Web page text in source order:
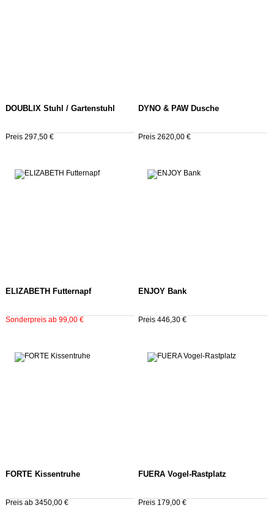
DOUBLIX Stuhl / Gartenstuhl
Preis 297,50 €
DYNO & PAW Dusche
Preis 2620,00 €
ELIZABETH Futternapf
Sonderpreis ab 99,00 €
ENJOY Bank
Preis 446,30 €
FORTE Kissentruhe
Preis ab 3450,00 €
FUERA Vogel-Rastplatz
Preis 179,00 €